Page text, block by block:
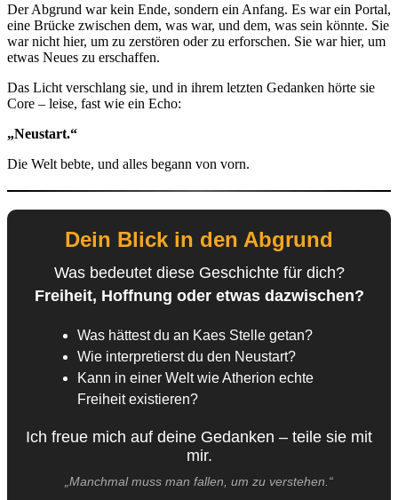
Der Abgrund war kein Ende, sondern ein Anfang. Es war ein Portal,
eine Brücke zwischen dem, was war, und dem, was sein könnte. Sie
war nicht hier, um zu zerstören oder zu erforschen. Sie war hier, um
etwas Neues zu erschaffen.
Das Licht verschlang sie, und in ihrem letzten Gedanken hörte sie
Core – leise, fast wie ein Echo:
„Neustart.“
Die Welt bebte, und alles begann von vorn.
Dein Blick in den Abgrund
Was bedeutet diese Geschichte für dich?
Freiheit, Hoffnung oder etwas dazwischen?
Was hättest du an Kaes Stelle getan?
Wie interpretierst du den Neustart?
Kann in einer Welt wie Atherion echte
Freiheit existieren?
Ich freue mich auf deine Gedanken – teile sie mit
mir.
„Manchmal muss man fallen, um zu verstehen.“